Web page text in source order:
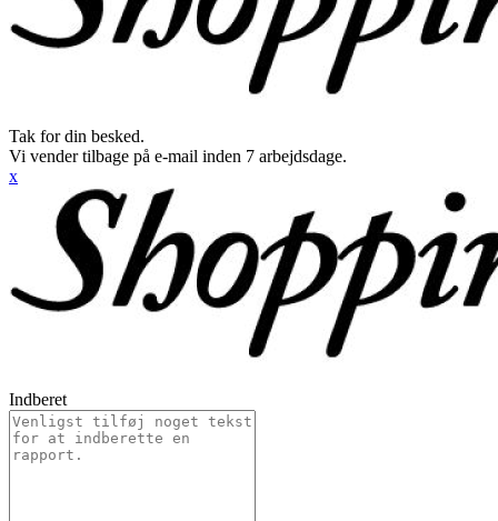
Tak for din besked.
Vi vender tilbage på e-mail inden 7 arbejdsdage.
x
Indberet